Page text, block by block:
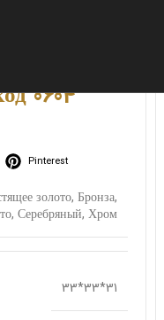
0604
Pinterest
золото, Бронза,
, Серебряный, Хром
33*33*31